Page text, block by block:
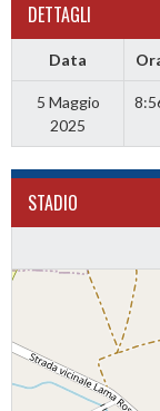
DETTAGLI
Data
5 Maggio
2025
STADIO